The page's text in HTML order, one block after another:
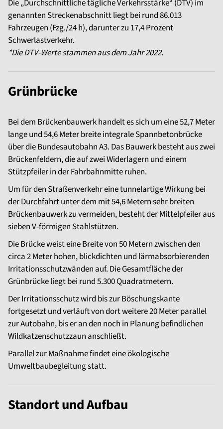
Die „Durchschnittliche tägliche Verkehrsstärke“ (DTV) im
genannten Streckenabschnitt liegt bei rund 86.013
Fahrzeugen (Fzg./24 h), darunter zu 17,4 Prozent
Schwerlastverkehr.
*Die DTV-Werte stammen aus dem Jahr 2022.
Grünbrücke
Bei dem Brückenbauwerk handelt es sich um eine 52,7 Meter
lange und 54,6 Meter breite integrale Spannbetonbrücke
über die Bundesautobahn A3. Das Bauwerk besteht aus zwei
Brückenfeldern, die auf zwei Widerlagern und einem
Stützpfeiler in der Fahrbahnmitte ruhen.
Um für den Straßenverkehr eine tunnelartige Wirkung bei
der Durchfahrt unter dem mit 54,6 Metern sehr breiten
Brückenbauwerk zu vermeiden, besteht der Mittelpfeiler aus
sieben V-förmigen Stahlstützen.
Die Brücke weist eine Breite von 50 Metern zwischen den
circa 2 Meter hohen, blickdichten und lärmabsorbierenden
Irritationsschutzwänden auf. Die Gesamtfläche der
Grünbrücke liegt bei rund 5.300 Quadratmetern.
Der Irritationsschutz wird bis zur Böschungskante
fortgesetzt und verläuft von dort weitere 20 Meter parallel
zur Autobahn, bis er an den noch in Planung befindlichen
Wildkatzenschutzzaun anschließt.
Parallel zur Maßnahme findet eine ökologische
Umweltbaubegleitung statt.
Standort und Aufbau